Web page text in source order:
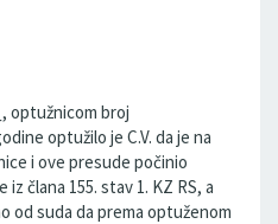
optužnicom broj
optužilo je C.V. da je na
i ove presude počinio
člana 155. stav 1. KZ RS, a
od suda da prema optuženom